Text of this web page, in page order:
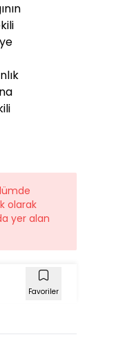
olarak
yer alan
Favoriler